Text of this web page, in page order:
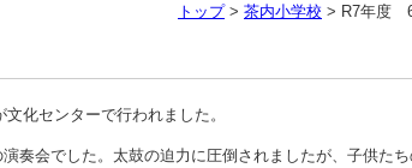
トップ> 茶内小学校 > R7年度
化センターで行われました。
奏会でした。太鼓の迫力に圧倒されましたが、子供た